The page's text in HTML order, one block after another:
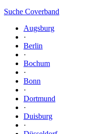
Suche Coverband
Augsburg
·
Berlin
·
Bochum
·
Bonn
·
Dortmund
·
Duisburg
·